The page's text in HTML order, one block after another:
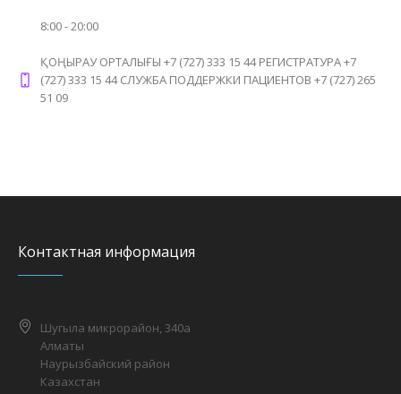
8:00 - 20:00
ҚОҢЫРАУ ОРТАЛЫҒЫ +7 (727) 333 15 44 РЕГИСТРАТУРА +7
(727) 333 15 44 СЛУЖБА ПОДДЕРЖКИ ПАЦИЕНТОВ +7 (727) 265
51 09
Контактная информация
Шугыла микрорайон, 340а
Алматы
Наурызбайский район
Казахстан